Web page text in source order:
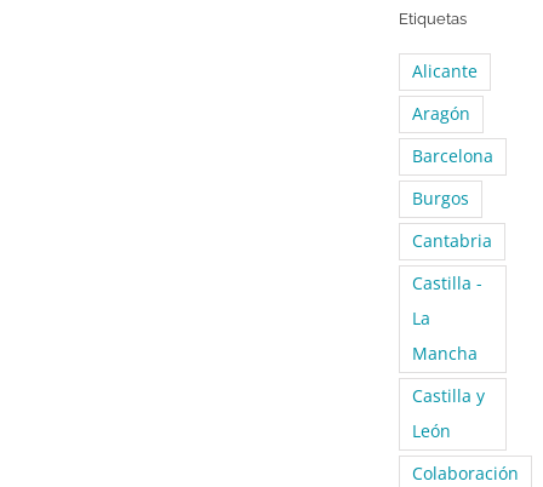
Etiquetas
Alicante
Aragón
Barcelona
Burgos
Cantabria
Castilla -
La
Mancha
Castilla y
León
Colaboración